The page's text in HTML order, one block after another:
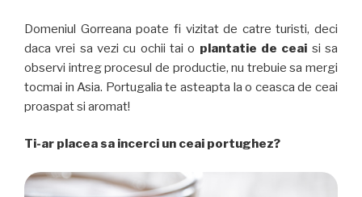
Domeniul Gorreana poate fi vizitat de catre turisti, deci
daca vrei sa vezi cu ochii tai o plantatie de ceai si sa
observi intreg procesul de productie, nu trebuie sa mergi
tocmai in Asia. Portugalia te asteapta la o ceasca de ceai
proaspat si aromat!
Ti-ar placea sa incerci un ceai portughez?